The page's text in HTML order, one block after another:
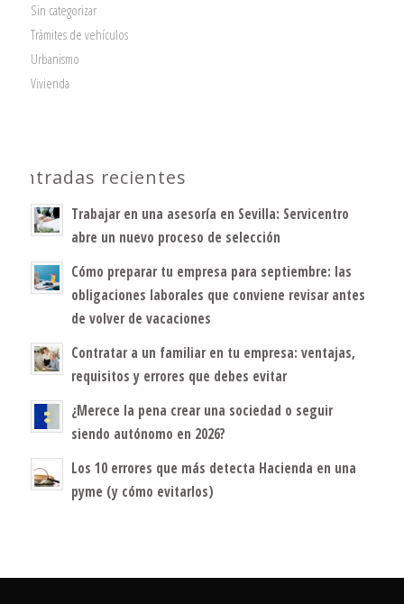
Sin categorizar
Trámites de vehículos
Urbanismo
Vivienda
Entradas recientes
Trabajar en una asesoría en Sevilla: Servicentro
abre un nuevo proceso de selección
Cómo preparar tu empresa para septiembre: las
obligaciones laborales que conviene revisar antes
de volver de vacaciones
Contratar a un familiar en tu empresa: ventajas,
requisitos y errores que debes evitar
¿Merece la pena crear una sociedad o seguir
siendo autónomo en 2026?
Los 10 errores que más detecta Hacienda en una
pyme (y cómo evitarlos)